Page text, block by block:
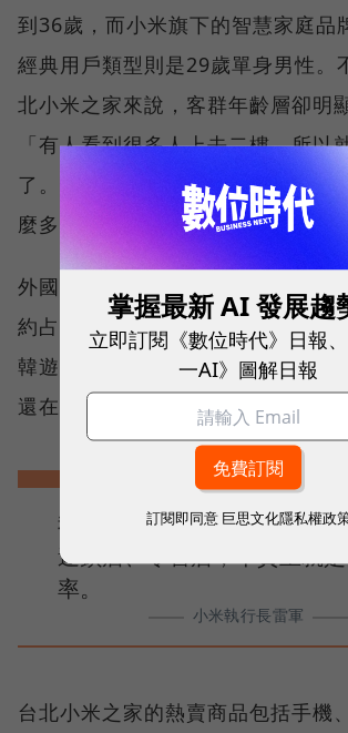
到36歲，而小米旗下的智慧家庭品
經典用戶類型則是29歲單身男性。
北小米之家來說，客群年齡層卻明
「有人看到很多人上去二樓，所以
了。他原本不認識小米，逛了之後
麼多東西，他就買了。」
外國觀光客也是小米之家意外吸引
約占全體人流的10%。許多到行天
韓遊客，也會順道來逛一逛。也因
還在店裡準備了中英文的產品選購單
小米執行長雷軍
我認為，不管是電子商務，還
連鎖店、零售店，本質上就
率。
台北小米之家的熱賣商品包括手機
掌握最新 AI 發展趨
立即訂閱《數位時代》日報
一AI》圖解日報
訂閱即同意 巨思文化隱私權政